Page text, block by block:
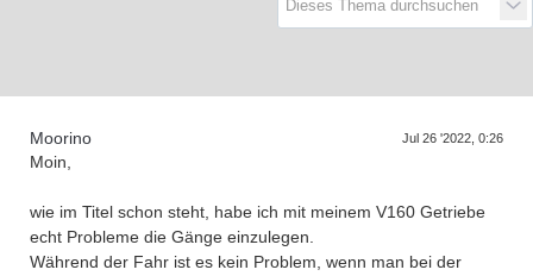
D
a
s
T
r
f
f
e
n
d
e
r
G
e
n
e
r
a
t
i
o
n
e
Moorino Jul 26 '2022, 0:26
Moin,
wie im Titel schon steht, habe ich mit meinem V160 Getriebe
echt Probleme die Gänge einzulegen.
Während der Fahr ist es kein Problem, wenn man bei der